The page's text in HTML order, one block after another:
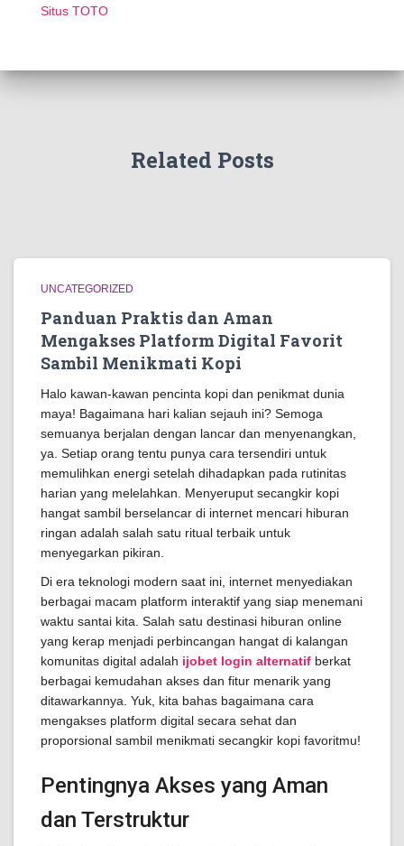
Situs TOTO
Related Posts
UNCATEGORIZED
Panduan Praktis dan Aman
Mengakses Platform Digital Favorit
Sambil Menikmati Kopi
Halo kawan-kawan pencinta kopi dan penikmat dunia
maya! Bagaimana hari kalian sejauh ini? Semoga
semuanya berjalan dengan lancar dan menyenangkan,
ya. Setiap orang tentu punya cara tersendiri untuk
memulihkan energi setelah dihadapkan pada rutinitas
harian yang melelahkan. Menyeruput secangkir kopi
hangat sambil berselancar di internet mencari hiburan
ringan adalah salah satu ritual terbaik untuk
menyegarkan pikiran.
Di era teknologi modern saat ini, internet menyediakan
berbagai macam platform interaktif yang siap menemani
waktu santai kita. Salah satu destinasi hiburan online
yang kerap menjadi perbincangan hangat di kalangan
komunitas digital adalah ijobet login alternatif berkat
berbagai kemudahan akses dan fitur menarik yang
ditawarkannya. Yuk, kita bahas bagaimana cara
mengakses platform digital secara sehat dan
proporsional sambil menikmati secangkir kopi favoritmu!
Pentingnya Akses yang Aman
dan Terstruktur